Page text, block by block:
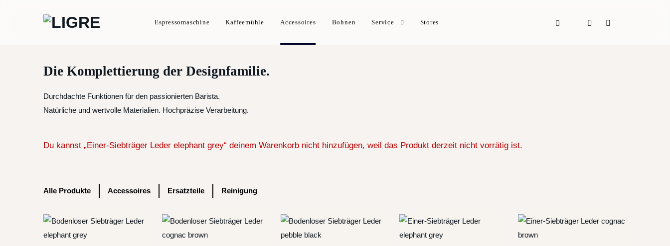
Espressomaschine Kaffeemühle Accessoires Bohnen Service Stores
Die Komplettierung der Designfamilie.
Durchdachte Funktionen für den passionierten Barista.
Natürliche und wertvolle Materialien. Hochpräzise Verarbeitung.
Du kannst „Einer-Siebträger Leder elephant grey“ deinem Warenkorb nicht hinzufügen, weil das Produkt derzeit nicht vorrätig ist.
Alle Produkte Accessoires Ersatzteile Reinigung